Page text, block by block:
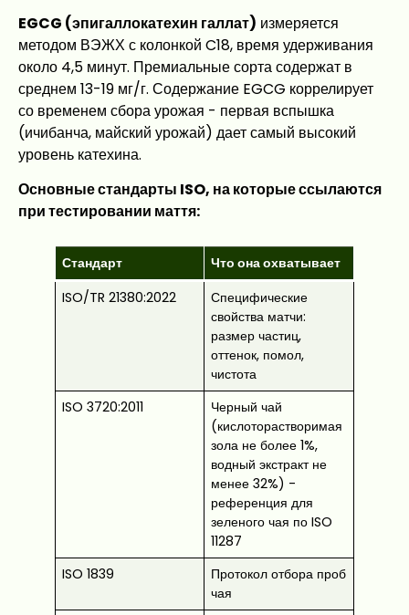
EGCG (эпигаллокатехин галлат) измеряется
методом ВЭЖХ с колонкой C18, время удерживания
около 4,5 минут. Премиальные сорта содержат в
среднем 13-19 мг/г. Содержание EGCG коррелирует
со временем сбора урожая - первая вспышка
(ичибанча, майский урожай) дает самый высокий
уровень катехина.
Основные стандарты ISO, на которые ссылаются
при тестировании маття:
Стандарт
Что она охватывает
ISO/TR 21380:2022
Специфические
свойства матчи:
размер частиц,
оттенок, помол,
чистота
ISO 3720:2011
Черный чай
(кислоторастворимая
зола не более 1%,
водный экстракт не
менее 32%) -
референция для
зеленого чая по ISO
11287
ISO 1839
Протокол отбора проб
чая